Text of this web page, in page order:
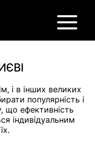
і в інших великих
популярність і
що ефективність
індивідуальним